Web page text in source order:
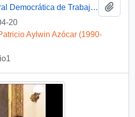
Congreso de la Central Democrática de Trabajadores en Punta de Tralca : video
20
Aylwin Azócar (1990-